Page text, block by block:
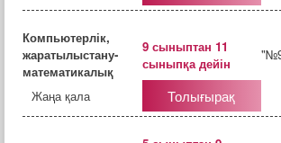
Компьютерлік,
жаратылыстану-
математикалық
9 сыныптан 11
сыныпқа дейін
Жаңа қала Толығырақ